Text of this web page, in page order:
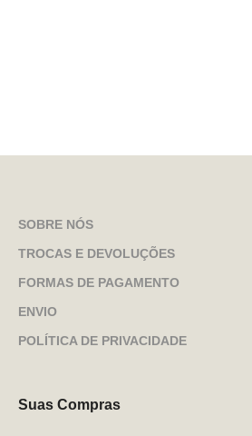
SOBRE NÓS
TROCAS E DEVOLUÇÕES
FORMAS DE PAGAMENTO
ENVIO
POLÍTICA DE PRIVACIDADE
Suas Compras